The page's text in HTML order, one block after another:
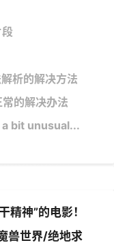
析的解决方法
的解决办法
bit unusual...
精神”的电影！
兽世界/绝地求